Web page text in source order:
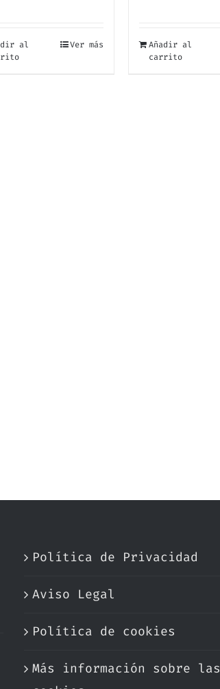
al
Ver más
Añadir al
carrito
Política de Privacidad
Aviso Legal
Política de cookies
Más información sobre las